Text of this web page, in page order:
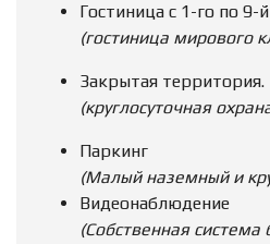
Гостиница с 1-го по 9-
(гостиница мирового
Закрытая территория.
(круглосуточная
Паркинг
(Малый наземный и
Видеонаблюдение
(Собственная система